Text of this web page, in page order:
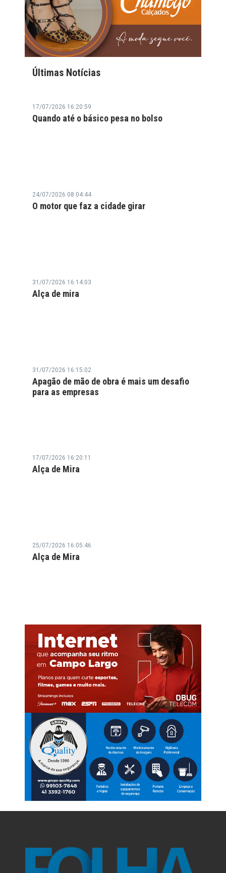
Últimas Notícias
17/07/2026 16:20:59
Quando até o básico pesa no bolso
24/07/2026 08:04:44
O motor que faz a cidade girar
31/07/2026 16:14:03
Alça de mira
31/07/2026 16:15:02
Apagão de mão de obra é mais um desafio
para as empresas
17/07/2026 16:20:11
Alça de Mira
25/07/2026 16:05:46
Alça de Mira